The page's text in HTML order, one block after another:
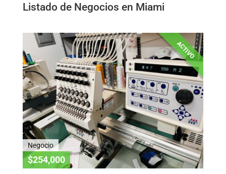
Listado de Negocios en Miami
ACTIVO
Negocio
$254,000